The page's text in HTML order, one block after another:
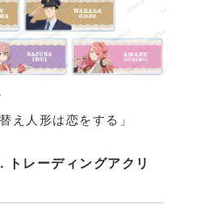
レーディングアクリ
え人形は恋をする」